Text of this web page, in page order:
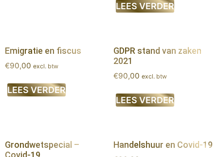
LEES VERDER
Emigratie en fiscus
€90,00 excl. btw
LEES VERDER
GDPR stand van zaken
2021
€90,00 excl. btw
LEES VERDER
Grondwetspecial –
Covid-19
Handelshuur en Covid-19